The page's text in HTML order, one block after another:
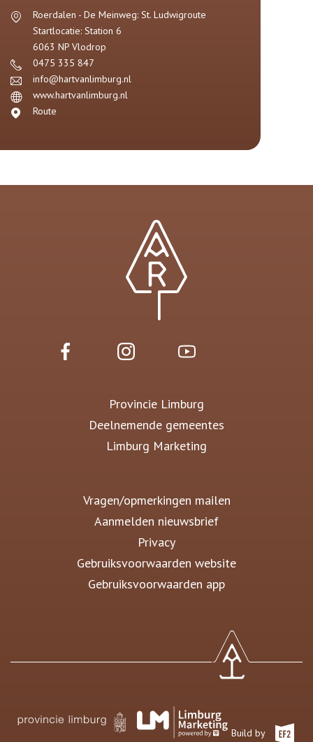
Roerdalen - De Meinweg: St. Ludwigroute
Startlocatie: Station 6
6063 NP Vlodrop
0475 335 847
info@hartvanlimburg.nl
www.hartvanlimburg.nl
Route
Provincie Limburg
Deelnemende gemeentes
Limburg Marketing
Vragen/opmerkingen mailen
Aanmelden nieuwsbrief
Privacy
Gebruiksvoorwaarden website
Gebruiksvoorwaarden app
Build by